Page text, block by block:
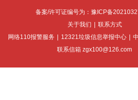
备案/许可证编号为：豫ICP备
关于我们 | 联系方式
网络110报警服务 | 12321垃圾信息举报中心 |
联系信箱 zgx100@126.com